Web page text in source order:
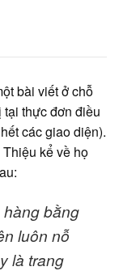
bài viết ở chỗ
tại thực đơn điều
các giao diện).
kể về họ
bằng
luôn nỗ
là trang